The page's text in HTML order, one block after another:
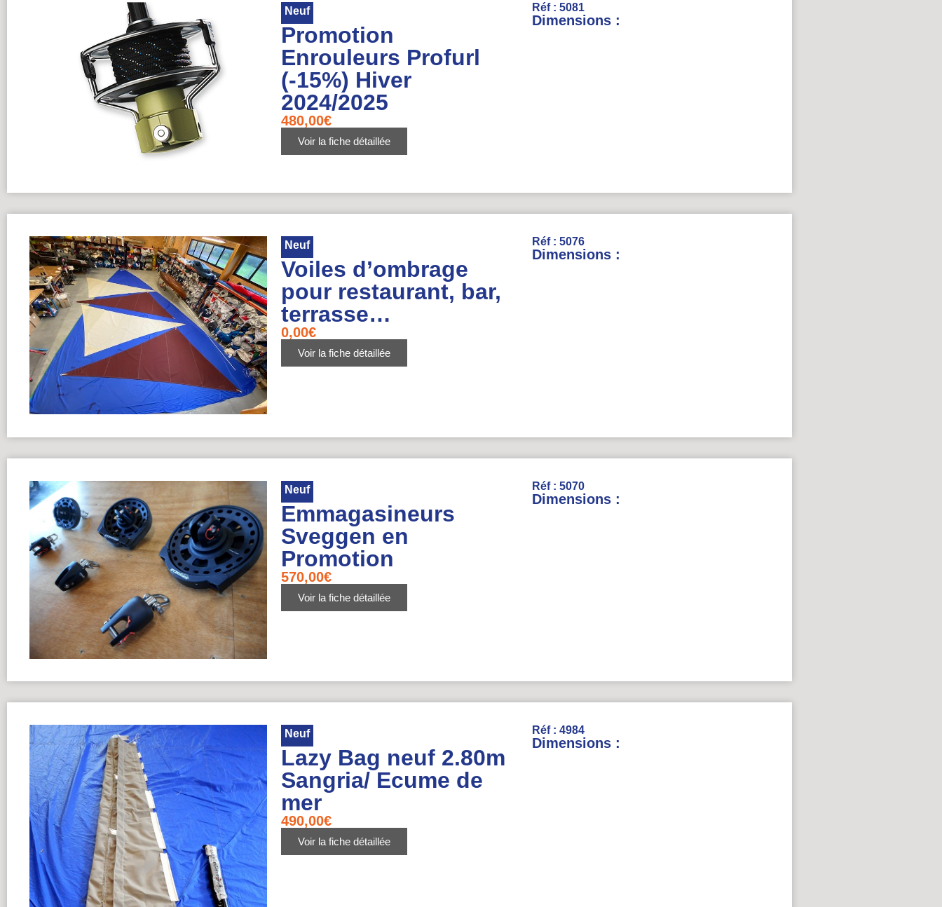
Neuf
Promotion
Enrouleurs Profurl
(-15%) Hiver
2024/2025
480,00€
Voir la fiche détaillée
Réf : 5081
Dimensions :
Neuf
Voiles d’ombrage
pour restaurant, bar,
terrasse…
0,00€
Voir la fiche détaillée
Réf : 5076
Dimensions :
Neuf
Emmagasineurs
Sveggen en
Promotion
570,00€
Voir la fiche détaillée
Réf : 5070
Dimensions :
Neuf
Lazy Bag neuf 2.80m
Sangria/ Ecume de
mer
490,00€
Voir la fiche détaillée
Réf : 4984
Dimensions :